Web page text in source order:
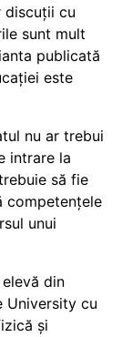
discuții cu
sunt mult
publicată
este
nu ar trebui
intrare la
să fie
competențele
unui
din
University cu
și